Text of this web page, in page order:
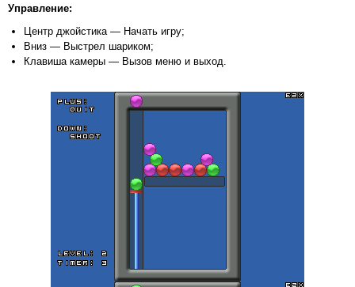
Управление:
Центр джойстика — Начать игру;
Вниз — Выстрел шариком;
Клавиша камеры — Вызов меню и выход.